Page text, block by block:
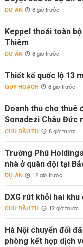
DỰ ÁN 8 giờ trước
Keppel thoái toàn
Thiêm
DỰ ÁN 8 giờ trước
Thiết kế quốc lộ 13
QUY HOẠCH 8 giờ trước
Doanh thu cho thuê
Sonadezi Châu Đức
CHỦ ĐẦU TƯ 8 giờ trước
Trường Phú
nhà ở quân đội tại
DỰ ÁN 12 giờ trước
DXG rút khỏi hai
CHỦ ĐẦU TƯ 12 giờ trước
Hà Nội chuyển đổi
phòng kết hợp dịch